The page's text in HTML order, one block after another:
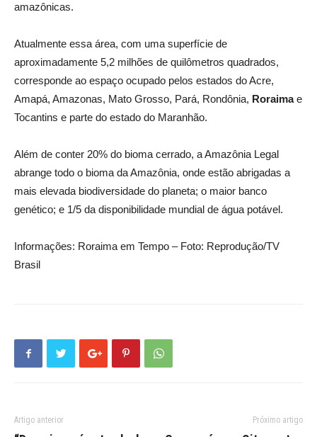
amazônicas.
Atualmente essa área, com uma superfície de
aproximadamente 5,2 milhões de quilômetros quadrados,
corresponde ao espaço ocupado pelos estados do Acre,
Amapá, Amazonas, Mato Grosso, Pará, Rondônia, Roraimae
Tocantins e parte do estado do Maranhão.
Além de conter 20% do bioma cerrado, a Amazônia Legal
abrange todo o bioma da Amazônia, onde estão abrigadas a
mais elevada biodiversidade do planeta; o maior banco
genético; e 1/5 da disponibilidade mundial de água potável.
Informações: Roraima em Tempo – Foto: Reprodução/TV
Brasil
Artigo anterior Próximo artigo